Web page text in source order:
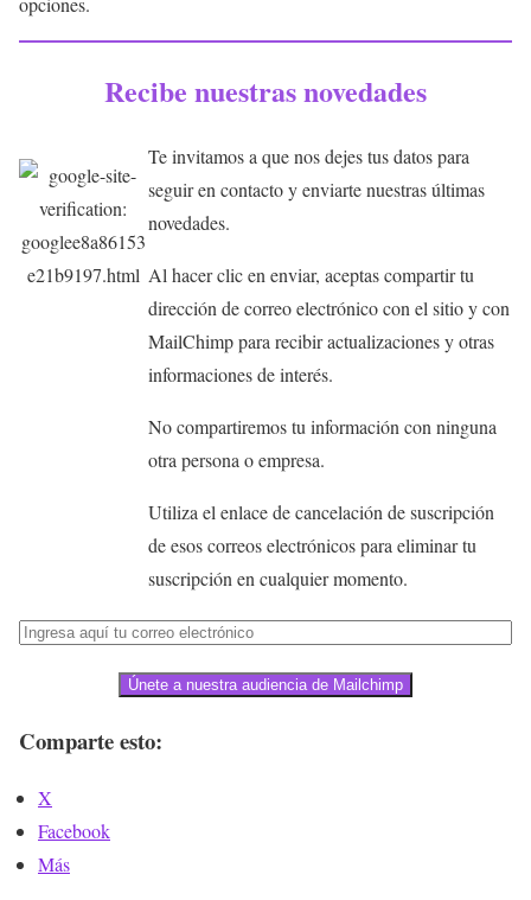
Recibe nuestras novedades
Te invitamos a que nos dejes tus datos para
seguir en contacto y enviarte nuestras últimas
novedades.
Al hacer clic en enviar, aceptas compartir tu
dirección de correo electrónico con el sitio y con
MailChimp para recibir actualizaciones y otras
informaciones de interés.
No compartiremos tu información con ninguna
otra persona o empresa.
Utiliza el enlace de cancelación de suscripción
de esos correos electrónicos para eliminar tu
suscripción en cualquier momento.
Únete a nuestra audiencia de Mailchimp
Comparte esto:
X
Facebook
Más